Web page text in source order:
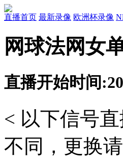
直播首页 最新录像 欧洲杯录像
网球法网女
直播开始时间
< 以下信号
不同，更换